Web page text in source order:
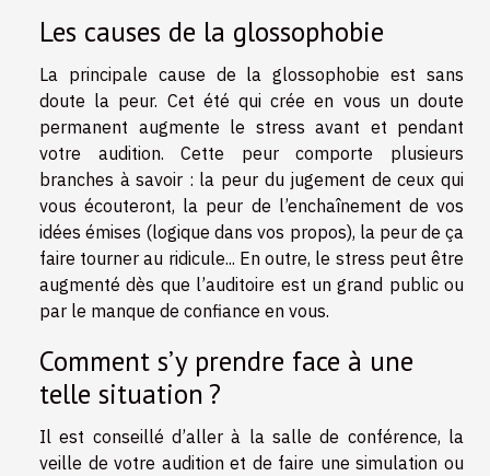
Les causes de la glossophobie
La principale cause de la glossophobie est sans
doute la peur. Cet été qui crée en vous un doute
permanent augmente le stress avant et pendant
votre audition. Cette peur comporte plusieurs
branches à savoir : la peur du jugement de ceux qui
vous écouteront, la peur de l’enchaînement de vos
idées émises (logique dans vos propos), la peur de ça
faire tourner au ridicule... En outre, le stress peut être
augmenté dès que l’auditoire est un grand public ou
par le manque de confiance en vous.
Comment s’y prendre face à une
telle situation ?
Il est conseillé d’aller à la salle de conférence, la
veille de votre audition et de faire une simulation ou